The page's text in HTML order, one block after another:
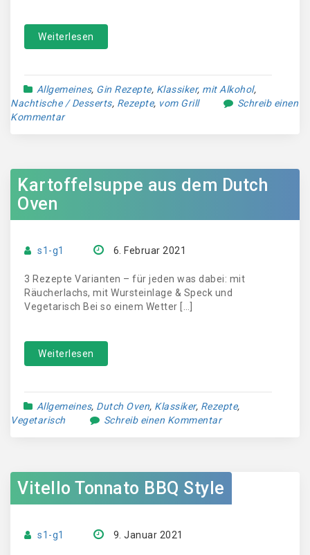
Weiterlesen
Allgemeines, Gin Rezepte, Klassiker, mit Alkohol,
Nachtische / Desserts, Rezepte, vom Grill
Schreib einen
Kommentar
Kartoffelsuppe aus dem Dutch
Oven
s1-g1 6. Februar 2021
3 Rezepte Varianten – für jeden was dabei: mit
Räucherlachs, mit Wursteinlage & Speck und
Vegetarisch Bei so einem Wetter […]
Weiterlesen
Allgemeines, Dutch Oven, Klassiker, Rezepte,
Vegetarisch
Schreib einen Kommentar
Vitello Tonnato BBQ Style
s1-g1 9. Januar 2021